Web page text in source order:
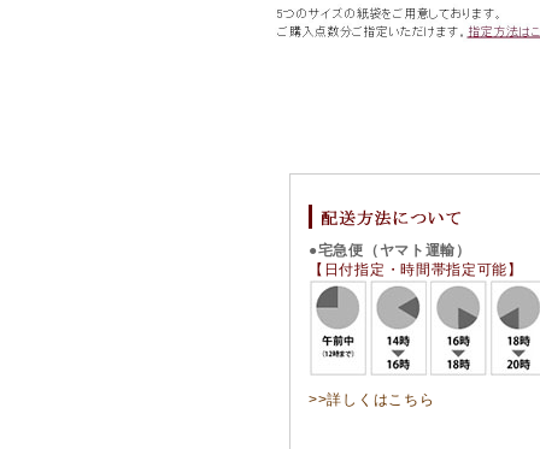
●宅急便（ヤマト運輸）
【日付指定・時間帯指定可能】
>>詳しくはこちら